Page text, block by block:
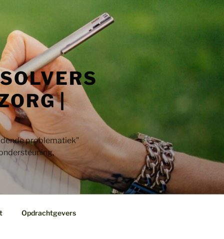
|
problematiek"​
Opdrachtgevers